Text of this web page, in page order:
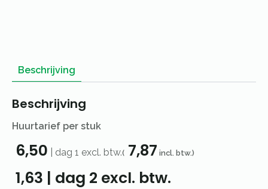
Beschrijving
Beschrijving
Huurtarief per stuk
6,50 dag 1 excl. btw.( 7,87 incl. btw.)
1,63 | dag 2 excl. btw.